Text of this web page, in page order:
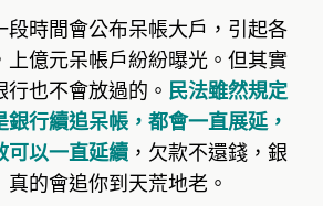
段時間會公布呆帳大戶，引起各
上億元呆帳戶紛紛曝光。但其實
也不會放過的。 民法雖然規定
行續追呆帳，都會一直展延，
可以一直延續 ，欠款不還錢，銀
的會追你到天荒地老。